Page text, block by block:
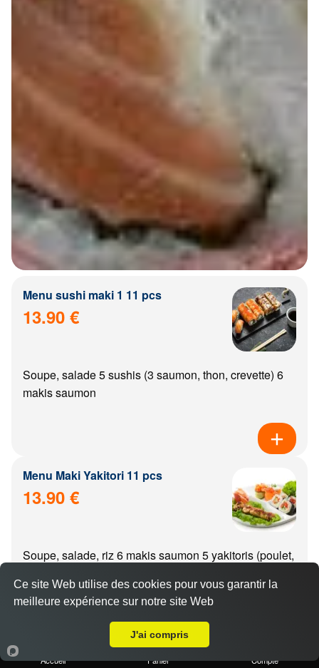
Menu sushi maki 1 11 pcs
13.90 €
Soupe, salade 5 sushis (3 saumon, thon, crevette) 6
makis saumon
Menu Maki Yakitori 11 pcs
13.90 €
Soupe, salade, riz 6 makis saumon 5 yakitoris (poulet,
Accueil Panier Compte
Ce site Web utilise des cookies pour vous garantir la
meilleure expérience sur notre site Web
J'ai compris